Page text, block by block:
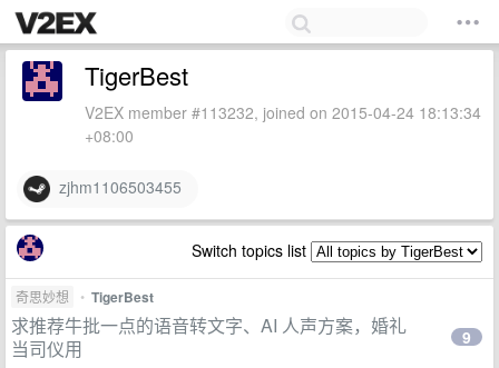
TigerBest
V2EX member #113232, joined on 2015-04-24 18:13:34
+08:00
zjhm1106503455
Switch topics list
奇思妙想 • TigerBest
求推荐牛批一点的语音转文字、AI 人声方案，婚礼
当司仪用
9